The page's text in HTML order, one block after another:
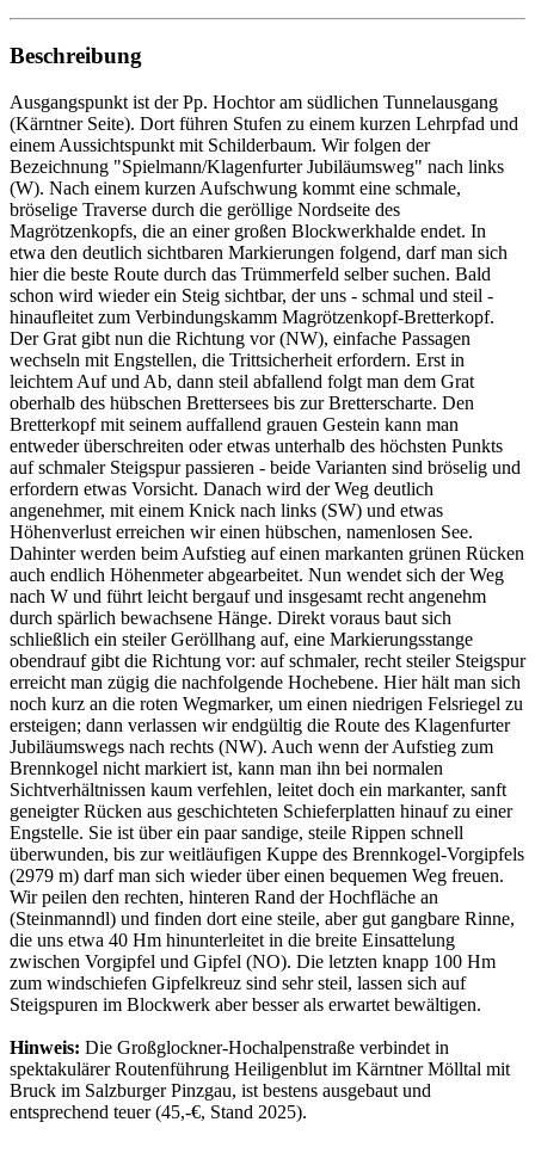
Beschreibung
Ausgangspunkt ist der Pp. Hochtor am südlichen Tunnelausgang
(Kärntner Seite). Dort führen Stufen zu einem kurzen Lehrpfad und
einem Aussichtspunkt mit Schilderbaum. Wir folgen der
Bezeichnung "Spielmann/Klagenfurter Jubiläumsweg" nach links
(W). Nach einem kurzen Aufschwung kommt eine schmale,
bröselige Traverse durch die geröllige Nordseite des
Magrötzenkopfs, die an einer großen Blockwerkhalde endet. In
etwa den deutlich sichtbaren Markierungen folgend, darf man sich
hier die beste Route durch das Trümmerfeld selber suchen. Bald
schon wird wieder ein Steig sichtbar, der uns - schmal und steil -
hinaufleitet zum Verbindungskamm Magrötzenkopf-Bretterkopf.
Der Grat gibt nun die Richtung vor (NW), einfache Passagen
wechseln mit Engstellen, die Trittsicherheit erfordern. Erst in
leichtem Auf und Ab, dann steil abfallend folgt man dem Grat
oberhalb des hübschen Brettersees bis zur Bretterscharte. Den
Bretterkopf mit seinem auffallend grauen Gestein kann man
entweder überschreiten oder etwas unterhalb des höchsten Punkts
auf schmaler Steigspur passieren - beide Varianten sind bröselig und
erfordern etwas Vorsicht. Danach wird der Weg deutlich
angenehmer, mit einem Knick nach links (SW) und etwas
Höhenverlust erreichen wir einen hübschen, namenlosen See.
Dahinter werden beim Aufstieg auf einen markanten grünen Rücken
auch endlich Höhenmeter abgearbeitet. Nun wendet sich der Weg
nach W und führt leicht bergauf und insgesamt recht angenehm
durch spärlich bewachsene Hänge. Direkt voraus baut sich
schließlich ein steiler Geröllhang auf, eine Markierungsstange
obendrauf gibt die Richtung vor: auf schmaler, recht steiler Steigspur
erreicht man zügig die nachfolgende Hochebene. Hier hält man sich
noch kurz an die roten Wegmarker, um einen niedrigen Felsriegel zu
ersteigen; dann verlassen wir endgültig die Route des Klagenfurter
Jubiläumswegs nach rechts (NW). Auch wenn der Aufstieg zum
Brennkogel nicht markiert ist, kann man ihn bei normalen
Sichtverhältnissen kaum verfehlen, leitet doch ein markanter, sanft
geneigter Rücken aus geschichteten Schieferplatten hinauf zu einer
Engstelle. Sie ist über ein paar sandige, steile Rippen schnell
überwunden, bis zur weitläufigen Kuppe des Brennkogel-Vorgipfels
(2979 m) darf man sich wieder über einen bequemen Weg freuen.
Wir peilen den rechten, hinteren Rand der Hochfläche an
(Steinmanndl) und finden dort eine steile, aber gut gangbare Rinne,
die uns etwa 40 Hm hinunterleitet in die breite Einsattelung
zwischen Vorgipfel und Gipfel (NO). Die letzten knapp 100 Hm
zum windschiefen Gipfelkreuz sind sehr steil, lassen sich auf
Steigspuren im Blockwerk aber besser als erwartet bewältigen.
Hinweis: Die Großglockner-Hochalpenstraße verbindet in
spektakulärer Routenführung Heiligenblut im Kärntner Mölltal mit
Bruck im Salzburger Pinzgau, ist bestens ausgebaut und
entsprechend teuer (45,-€, Stand 2025).